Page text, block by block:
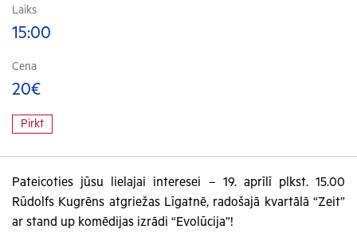
Laiks
15:00
Cena
20€
Pirkt
Pateicoties jūsu lielajai interesei – 19. aprīlī plkst. 15.00
Rūdolfs Kugrēns atgriežas Līgatnē, radošajā kvartālā “Zeit”
ar stand up komēdijas izrādi “Evolūcija”!